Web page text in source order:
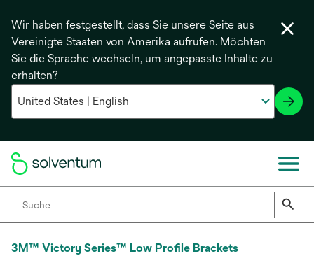
Wir haben festgestellt, dass Sie unsere Seite aus
Vereinigte Staaten von Amerika aufrufen. Möchten
Sie die Sprache wechseln, um angepasste Inhalte zu
erhalten?
3M™ Victory Series™ Low Profile Brackets